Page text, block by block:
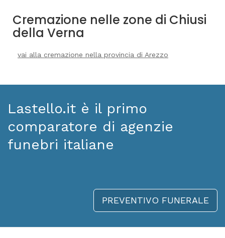
Cremazione nelle zone di Chiusi
della Verna
vai alla cremazione nella provincia di Arezzo
Lastello.it è il primo
comparatore di agenzie
funebri italiane
PREVENTIVO FUNERALE